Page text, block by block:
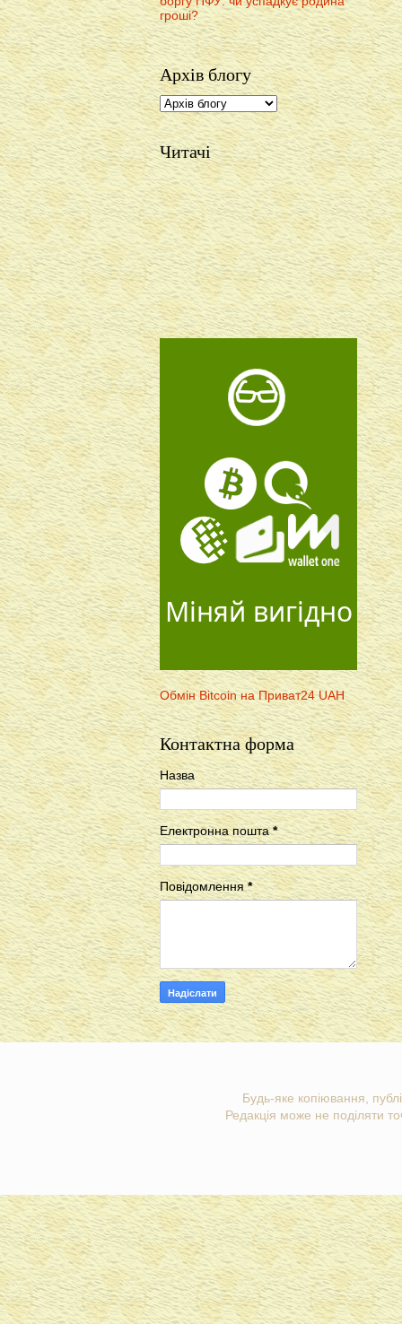
гроші?
Архів блогу
Читачі
Міняй вигідно
Обмін Bitcoin на Приват24 UAH
Контактна форма
Назва
Електронна пошта*
Повідомлення*
Будь-яке копіювання,
Редакція може не поділяти